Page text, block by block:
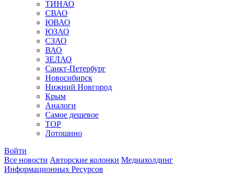
ТИНАО
СВАО
ЮВАО
ЮЗАО
СЗАО
ВАО
ЗЕЛАО
Санкт-Петербург
Новосибирск
Нижний Новгород
Крым
Аналоги
Самое дешевое
TOP
Лотошино
Войти
Все новости Авторские колонки Медиахолдинг
Информационных Ресурсов